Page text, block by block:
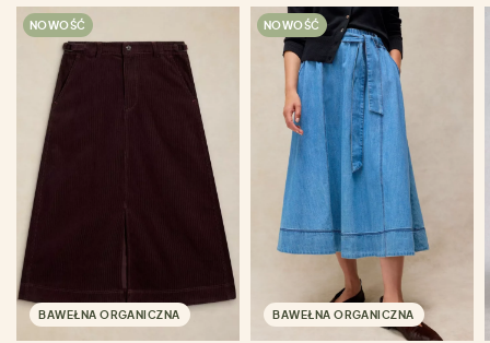
NOWOŚĆ
BAWEŁNA ORGANICZNA
NOWOŚĆ
BAWEŁNA ORGANICZNA